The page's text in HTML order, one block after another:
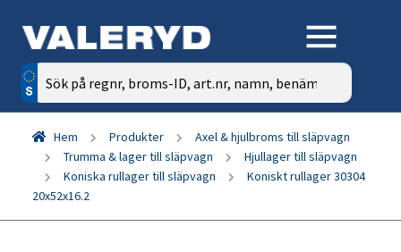
Sök
efter:
Hem Produkter
Axel & hjulbroms till släpvagn
Trumma & lager till släpvagn
Hjullager till släpvagn
Koniska rullager till släpvagn
Koniskt rullager 30304
20x52x16.2